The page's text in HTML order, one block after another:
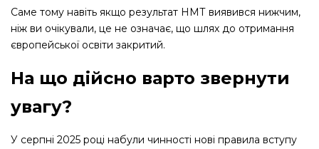
Саме тому навіть якщо результат НМТ виявився нижчим,
ніж ви очікували, це не означає, що шлях до отримання
європейської освіти закритий.
На що дійсно варто звернути
увагу?
У серпні 2025 році набули чинності нові правила вступу